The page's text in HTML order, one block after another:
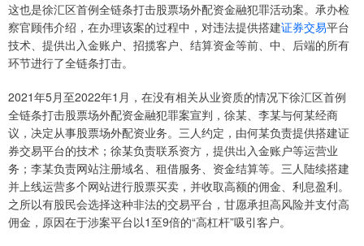
这也是徐汇区首例全链条打击股票场外配资金融犯罪活动案。承办检
察官顾伟介绍，在办理该案的过程中，对违法提供搭建证券交易平台
技术、提供出入金账户、招揽客户、结算资金等前、中、后端的所有
环节进行了全链条打击。
2021年5月至2022年1月，在没有相关从业资质的情况下徐汇区首例
全链条打击股票场外配资金融犯罪案宣判，徐某、李某与何某经商
议，决定从事股票场外配资业务。三人约定，由何某负责提供搭建证
券交易平台的技术；徐某负责联系资方，提供出入金账户等运营业
务；李某负责网站注册域名、租借服务、资金结算等。三人陆续搭建
并上线运营多个网站进行股票买卖，并收取高额的佣金、利息盈利。
之所以有股民会选择这种非法的交易平台，甘愿承担高风险并支付高
佣金，原因在于涉案平台以1至9倍的“高杠杆”吸引客户。